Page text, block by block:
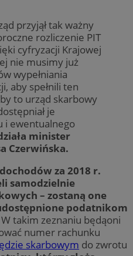
przyjął tak ważny
rozliczenie PIT
cyfryzacji Krajowej
nie musimy już
wypełniania
aby spełnili ten
to urząd skarbowy
je
i ewentualnego
minister
Czerwińska.
za 2018 r.
samodzielnie
– zostaną one
podatnikom
W takim zeznaniu będąoni
numer rachunku
skarbowym do zwrotu